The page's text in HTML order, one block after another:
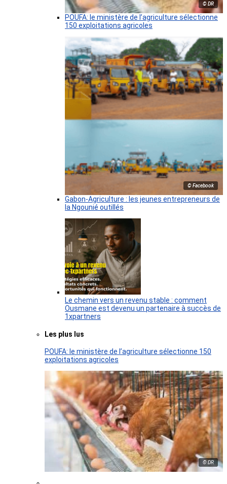
© DR
POUFA: le ministère de l’agriculture sélectionne
150 exploitations agricoles
© Facebook
Gabon-Agriculture : les jeunes entrepreneurs de
la Ngounié outillés
Le chemin vers un revenu stable : comment
Ousmane est devenu un partenaire à succès de
1xpartners
Les plus lus
POUFA: le ministère de l’agriculture sélectionne 150
exploitations agricoles
© DR